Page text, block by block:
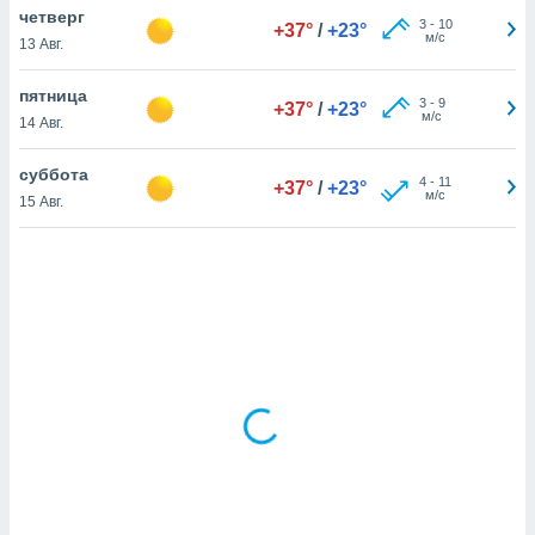
равно
нашим
четверг
13 Авг.
+37° / +23° 3- 10
м/с
пятница
14 Авг.
+37° / +23° 3- 9
м/с
суббота
15 Авг.
+37° / +23° 4- 11
м/с